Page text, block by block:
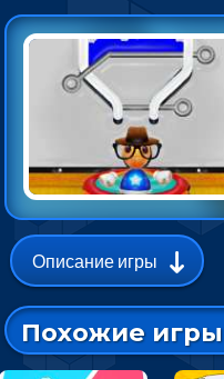
Описание игры
Похожие игры